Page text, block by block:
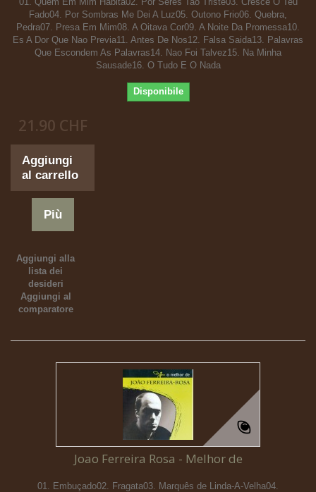
Fado04. Por Sombras Me Dei A Luz05. Outono Frio06. Quebra,
Pedra07. Presa Em Mim08. A Oitava Cor09. A Noite Da Promessa10.
Es A Dor Que Nao Previa11. Antes De Nos12. Falsa Saida13. Palavras
Que Escondem As Palavras14. Nao Foi Talvez15. Na Minha
Sausade16. O Tudo E O Nada
Disponibile
21.90 CHF
Aggiungi
al carrello
Più
Aggiungi alla
lista dei
desideri
Aggiungi al
comparatore
Joao Ferreira Rosa - Melhor de
01. Embuçado02. Fragata03. Marquês de Linda-A-Velha04.